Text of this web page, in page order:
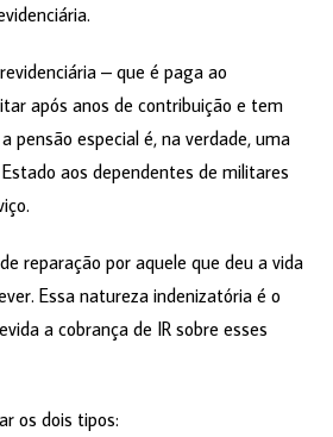
– que é paga ao
após anos de contribuição e tem
pensão especial é, na verdade, uma
aos dependentes de militares
reparação por aquele que deu a vida
Essa natureza indenizatória é o
a cobrança de IR sobre esses
os dois tipos: